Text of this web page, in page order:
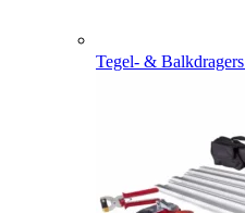
Tegel- & Balkdragers